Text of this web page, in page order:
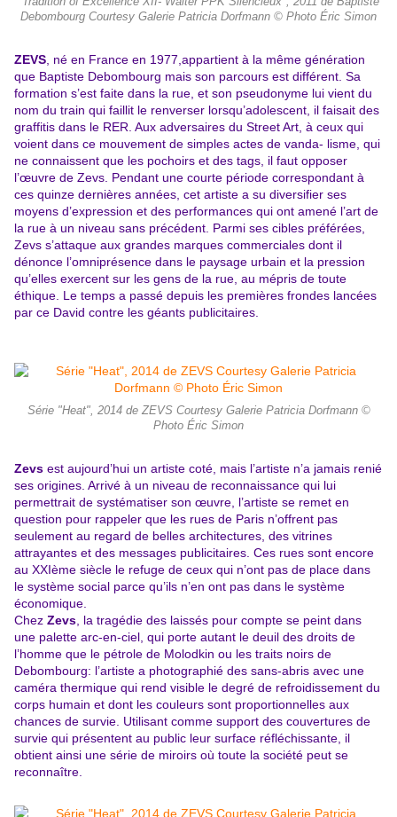
Debombourg Courtesy Galerie Patricia Dorfmann © Photo Éric Simon
ZEVS , né en France en 1977,appartient à la même génération
que Baptiste Debombourg mais son parcours est différent. Sa
formation s’est faite dans la rue, et son pseudonyme lui vient du
nom du train qui faillit le renverser lorsqu’adolescent, il faisait des
graffitis dans le RER. Aux adversaires du Street Art, à ceux qui
voient dans ce mouvement de simples actes de vanda- lisme, qui
ne connaissent que les pochoirs et des tags, il faut opposer
l’œuvre de Zevs. Pendant une courte période correspondant à
ces quinze dernières années, cet artiste a su diversifier ses
moyens d’expression et des performances qui ont amené l’art de
la rue à un niveau sans précédent. Parmi ses cibles préférées,
Zevs s’attaque aux grandes marques commerciales dont il
dénonce l’omniprésence dans le paysage urbain et la pression
qu’elles exercent sur les gens de la rue, au mépris de toute
éthique. Le temps a passé depuis les premières frondes lancées
par ce David contre les géants publicitaires.
Série "Heat", 2014 de ZEVS Courtesy Galerie Patricia Dorfmann ©
Photo Éric Simon
Zevs est aujourd’hui un artiste coté, mais l’artiste n’a jamais renié
ses origines. Arrivé à un niveau de reconnaissance qui lui
permettrait de systématiser son œuvre, l’artiste se remet en
question pour rappeler que les rues de Paris n’offrent pas
seulement au regard de belles architectures, des vitrines
attrayantes et des messages publicitaires. Ces rues sont encore
au XXIème siècle le refuge de ceux qui n’ont pas de place dans
le système social parce qu’ils n’en ont pas dans le système
économique.
Chez Zevs , la tragédie des laissés pour compte se peint dans
une palette arc-en-ciel, qui porte autant le deuil des droits de
l’homme que le pétrole de Molodkin ou les traits noirs de
Debombourg: l’artiste a photographié des sans-abris avec une
caméra thermique qui rend visible le degré de refroidissement du
corps humain et dont les couleurs sont proportionnelles aux
chances de survie. Utilisant comme support des couvertures de
survie qui présentent au public leur surface réfléchissante, il
obtient ainsi une série de miroirs où toute la société peut se
reconnaître.